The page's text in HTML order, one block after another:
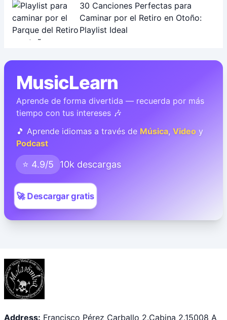
30 Canciones Perfectas para
Caminar por el Retiro en Otoño:
Playlist Ideal
MusicLearn
Aprende de forma divertida — recuerda por más
tiempo con tus intereses 🎶
🎵 Aprende idiomas a través de Música, Video y
Podcast
⭐ 4.9/5 10k descargas
🚀 Descargar gratis
Address: Francisco Pérez Carballo 2.Cabina 2.15008 A